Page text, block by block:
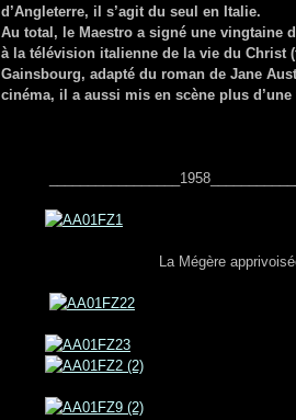
d’Angleterre, il s’agit du seul en Italie.
Au total, le Maestro a signé une vingtaine
à la télévision italienne de la vie du Christ
Gainsbourg, adapté du roman de Jane
cinéma, il a aussi mis en scène plus
La Mégère